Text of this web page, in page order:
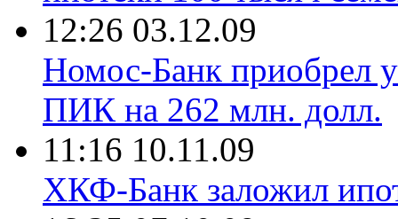
12:26 03.12.09
Номос-Банк приобрел
ПИК на 262 млн. долл.
11:16 10.11.09
ХКФ-Банк заложил